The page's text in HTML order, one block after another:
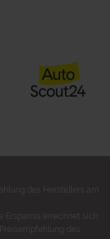
des Herstellers am
Ersparnis errechnet sich
des